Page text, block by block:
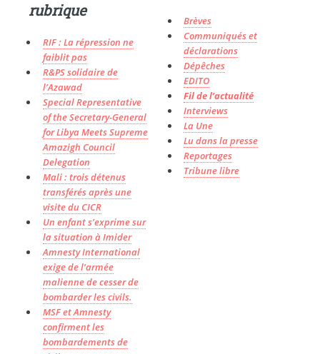
rubrique
RIF : La répression ne
faiblit pas
R&PS solidaire de
l’Azawad
Special Representative
of the Secretary-General
for Libya Meets Supreme
Amazigh Council
Delegation
Mali : trois détenus
transférés après une
visite du CICR
Un enfant s’exprime sur
la situation à Imider
Amnesty International
exige de l’armée
malienne de cesser de
bombarder les civils.
MSF et Amnesty
confirment les
bombardements de
Brèves
Communiqués et
déclarations
Dépêches
EDITO
Fil de l’actualité
Interviews
La Une
Lu dans la presse
Reportages
Tribune libre